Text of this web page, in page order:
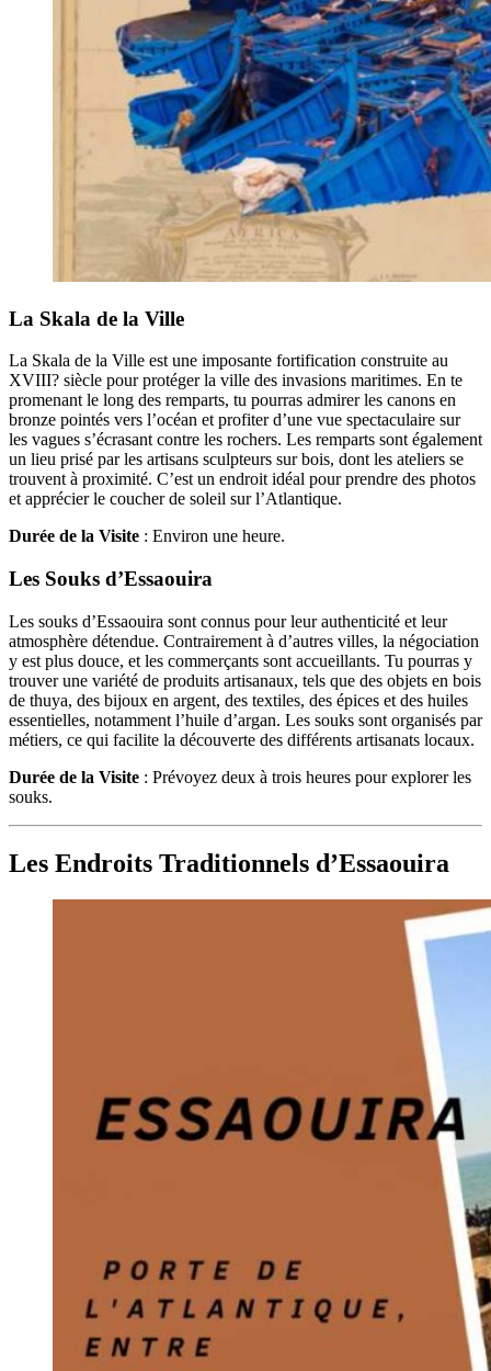
La Skala de la Ville
La Skala de la Ville est une imposante fortification construite au
XVIII? siècle pour protéger la ville des invasions maritimes. En te
promenant le long des remparts, tu pourras admirer les canons en
bronze pointés vers l’océan et profiter d’une vue spectaculaire sur
les vagues s’écrasant contre les rochers. Les remparts sont également
un lieu prisé par les artisans sculpteurs sur bois, dont les ateliers se
trouvent à proximité. C’est un endroit idéal pour prendre des photos
et apprécier le coucher de soleil sur l’Atlantique.
Durée de la Visite : Environ une heure.
Les Souks d’Essaouira
Les souks d’Essaouira sont connus pour leur authenticité et leur
atmosphère détendue. Contrairement à d’autres villes, la négociation
y est plus douce, et les commerçants sont accueillants. Tu pourras y
trouver une variété de produits artisanaux, tels que des objets en bois
de thuya, des bijoux en argent, des textiles, des épices et des huiles
essentielles, notamment l’huile d’argan. Les souks sont organisés par
métiers, ce qui facilite la découverte des différents artisanats locaux.
Durée de la Visite : Prévoyez deux à trois heures pour explorer les
souks.
Les Endroits Traditionnels d’Essaouira